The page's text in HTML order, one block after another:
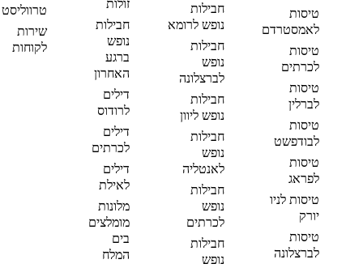
טיסות
לאמסטרדם
טיסות
לכרתים
טיסות
לברלין
טיסות
לבודפשט
טיסות
לפראג
טיסות לניו
יורק
טיסות
לברצלונה
חבילות
נופש לרומא
חבילות
נופש
לברצלונה
חבילות
נופש ליוון
חבילות
נופש
לאנטליה
חבילות
נופש
לכרתים
חבילות
נופש
זולות
חבילות
נופש
ברגע
האחרון
דילים
לרודוס
דילים
לכרתים
דילים
לאילת
מלונות
מומלצים
בים
המלח
טרווליסט
שירות
לקוחות